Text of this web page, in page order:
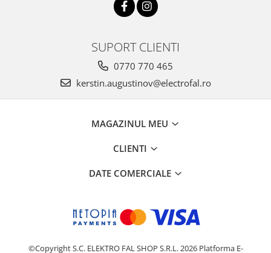
SUPORT CLIENTI
0770 770 465
kerstin.augustinov@electrofal.ro
MAGAZINUL MEU
CLIENTI
DATE COMERCIALE
©Copyright S.C. ELEKTRO FAL SHOP S.R.L. 2026 Platforma E-